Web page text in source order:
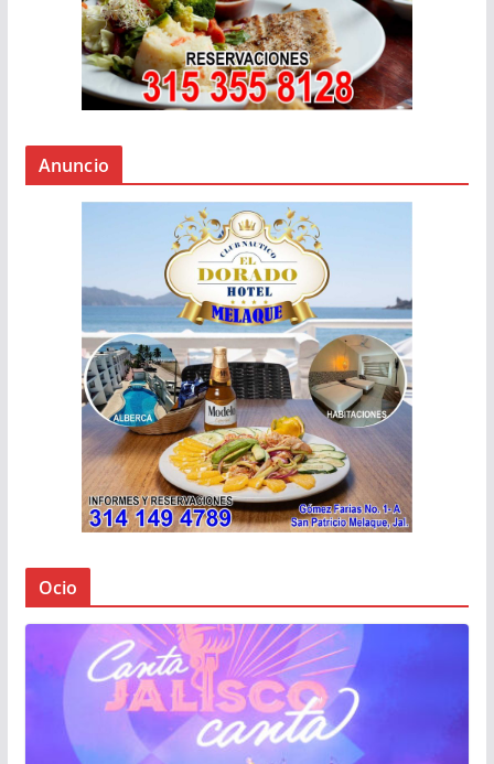
Anuncio
Ocio